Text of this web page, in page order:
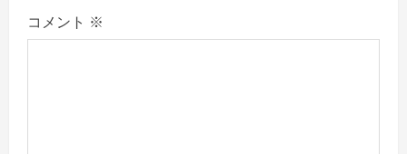
a
コメント ※